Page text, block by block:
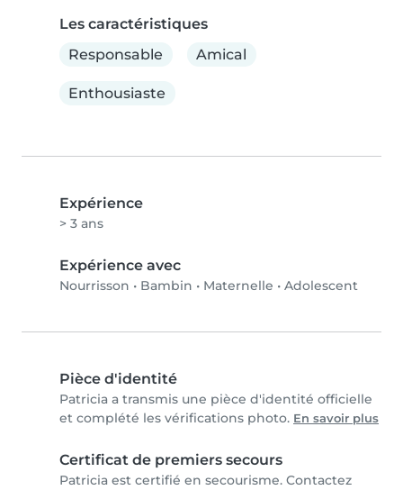
Les caractéristiques
Responsable
Amical
Enthousiaste
Expérience
> 3 ans
Expérience avec
Nourrisson • Bambin • Maternelle • Adolescent
Pièce d'identité
Patricia a transmis une pièce d'identité officielle
et complété les vérifications photo. En savoir plus
Certificat de premiers secours
Patricia est certifié en secourisme. Contactez